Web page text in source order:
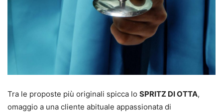
Tra le proposte più originali spicca lo SPRITZ DI OTTA,
omaggio a una cliente abituale appassionata di